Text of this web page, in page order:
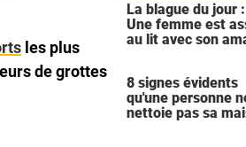
les plus
de grottes
La blague du jour :
Une femme est
au lit avec son
8 signes évidents
qu'une personne
nettoie pas sa